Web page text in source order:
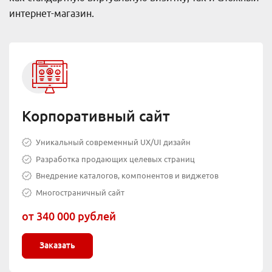
интернет-магазин.
Корпоративный сайт
Уникальный современный UX/UI дизайн
Разработка продающих целевых страниц
Внедрение каталогов, компонентов и виджетов
Многостраничный сайт
от 340 000 рублей
Заказать